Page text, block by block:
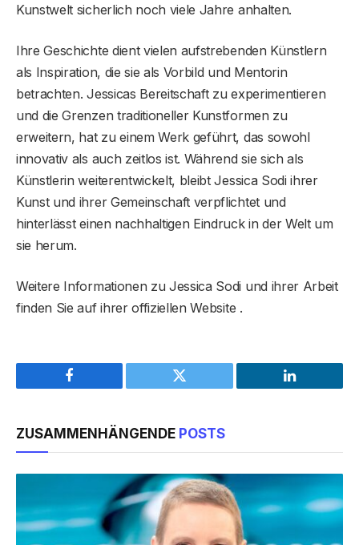
Kunstwelt sicherlich noch viele Jahre anhalten.
Ihre Geschichte dient vielen aufstrebenden Künstlern
als Inspiration, die sie als Vorbild und Mentorin
betrachten. Jessicas Bereitschaft zu experimentieren
und die Grenzen traditioneller Kunstformen zu
erweitern, hat zu einem Werk geführt, das sowohl
innovativ als auch zeitlos ist. Während sie sich als
Künstlerin weiterentwickelt, bleibt Jessica Sodi ihrer
Kunst und ihrer Gemeinschaft verpflichtet und
hinterlässt einen nachhaltigen Eindruck in der Welt um
sie herum.
Weitere Informationen zu Jessica Sodi und ihrer Arbeit
finden Sie auf ihrer offiziellen Website .
Facebook Twitter LinkedIn
ZUSAMMENHÄNGENDE POSTS